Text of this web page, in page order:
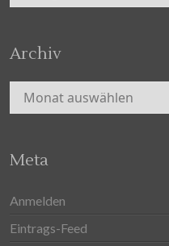
Archiv
Archiv
Meta
Anmelden
Eintrags-Feed